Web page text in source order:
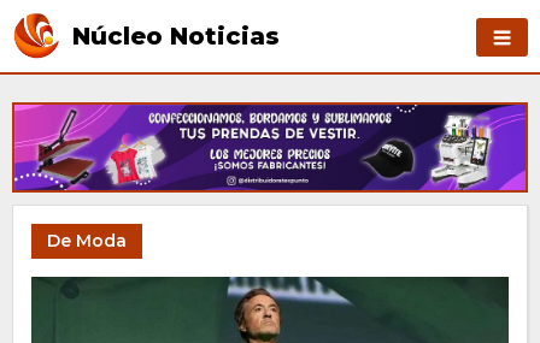
Núcleo Noticias
De Moda